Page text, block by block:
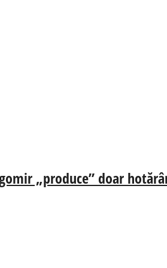
„produce” doar